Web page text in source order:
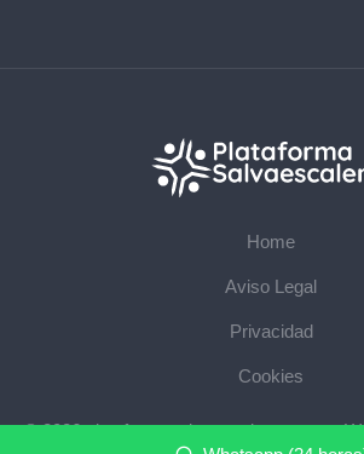
Home
Aviso Legal
Privacidad
Cookies
© 2026 plataformasalvaescaleras.com ·